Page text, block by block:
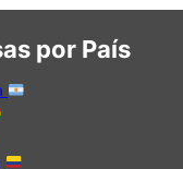
por País